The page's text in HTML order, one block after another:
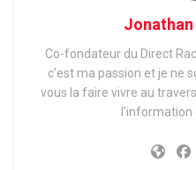
Jonathan
Co-fondateur du Direct
c'est ma passion et je ne
vous la faire vivre au
l'information